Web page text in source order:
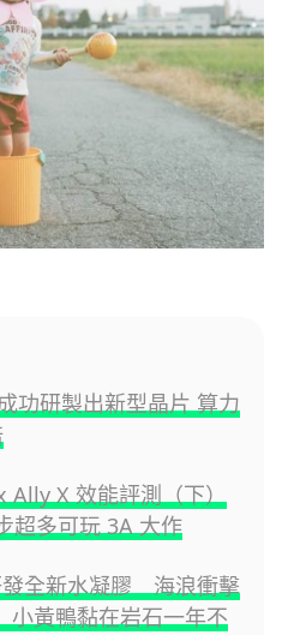
功研製出新型晶片 算力
Ally X 效能評測（下）
超多可玩 3A 大作
全新水凝膠 海浪衝擊
黃鴨黏在岩石一年不